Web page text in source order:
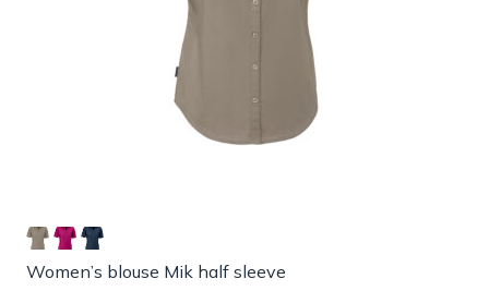
Women’s blouse Mik half sleeve